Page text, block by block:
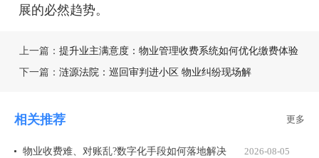
展的必然趋势。
上一篇： 提升业主满意度：物业管理收费系统如何优化缴费体验
下一篇： 涟源法院：巡回审判进小区 物业纠纷现场解
相关推荐 更多
物业收费难、对账乱?数字化手段如何落地解决 2026-08-05